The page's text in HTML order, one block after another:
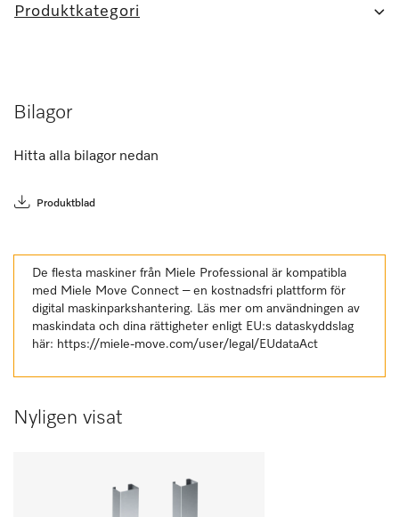
Produktkategori
Bilagor
Hitta alla bilagor nedan
Produktblad
De flesta maskiner från Miele Professional är kompatibla
med Miele Move Connect – en kostnadsfri plattform för
digital maskinparkshantering. Läs mer om användningen av
maskindata och dina rättigheter enligt EU:s dataskyddslag
här: https://miele-move.com/user/legal/EUdataAct
Nyligen visat